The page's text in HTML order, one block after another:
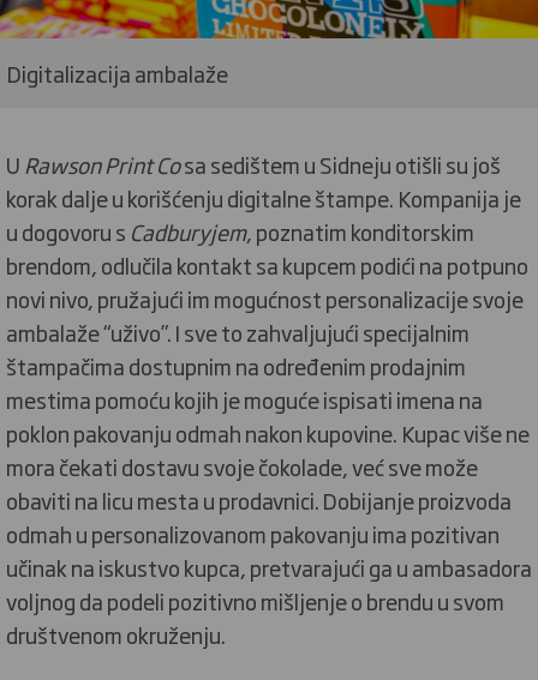
Digitalizacija ambalaže
URawson Print Cosa sedištem u Sidneju otišli su još
korak dalje u korišćenju digitalne štampe. Kompanija je
u dogovoru s Cadburyjem, poznatim konditorskim
brendom, odlučila kontakt sa kupcem podići na potpuno
novi nivo, pružajući im mogućnost personalizacije svoje
ambalaže “uživo”. I sve to zahvaljujući specijalnim
štampačima dostupnim na određenim prodajnim
mestima pomoću kojih je moguće ispisati imena na
poklon pakovanju odmah nakon kupovine. Kupac više ne
mora čekati dostavu svoje čokolade, već sve može
obaviti na licu mesta u prodavnici. Dobijanje proizvoda
odmah u personalizovanom pakovanju ima pozitivan
učinak na iskustvo kupca, pretvarajući ga u ambasadora
voljnog da podeli pozitivno mišljenje o brendu u svom
društvenom okruženju.